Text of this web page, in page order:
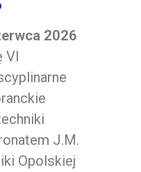
2026
VI
J.M.
Opolskiej